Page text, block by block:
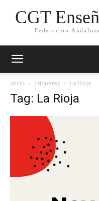
CGT
Federación
Inicio Etiquetas La Rioja
Tag: La Rioja